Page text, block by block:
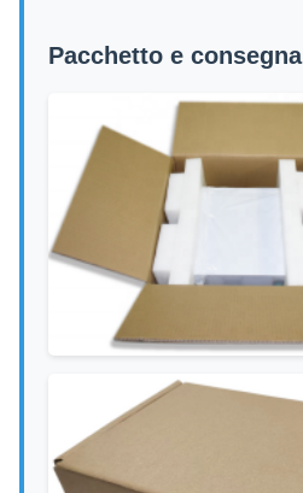
Pacchetto e consegna